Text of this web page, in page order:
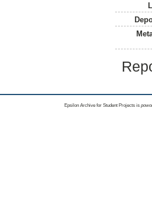
Epsilon Archive for Student Projects is